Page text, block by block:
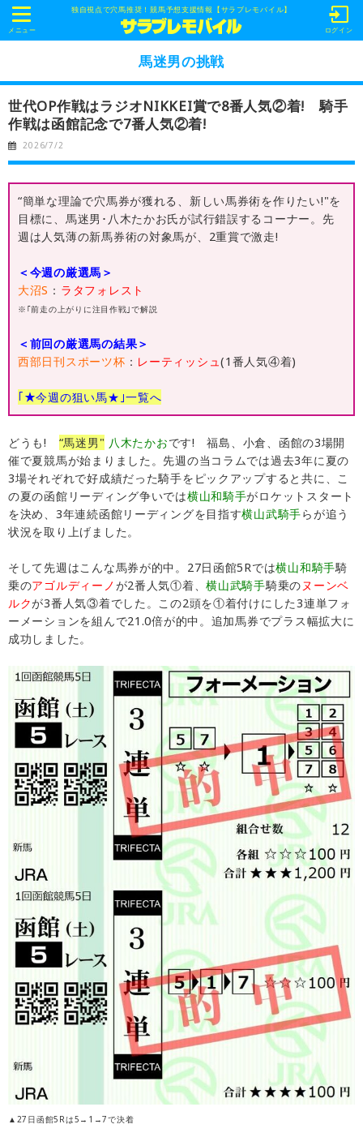
独自視点で穴馬推奨！競馬予想支援情報【サラブレモバイル】
t
o
g
e
a
v
i
g
a
t
n
メニュー ログイン
馬迷男の挑戦
世代OP作戦はラジオNIKKEI賞で8番人気②着! 騎手
作戦は函館記念で7番人気②着!
2026/7/2
“簡単な理論で穴馬券が獲れる、新しい馬券術を作りたい!"を
目標に、馬迷男･八木たかお氏が試行錯誤するコーナー。先
週は人気薄の新馬券術の対象馬が、2重賞で激走!
＜今週の厳選馬＞
大沼S ： ラタフォレスト
※｢前走の上がりに注目作戦｣で解説
＜前回の厳選馬の結果＞
西部日刊スポーツ杯 ： レーティッシュ(1番人気④着)
｢★今週の狙い馬★｣一覧へ
どうも! “馬迷男" 八木たかおです! 福島、小倉、函館の3場開
催で夏競馬が始まりました。先週の当コラムでは過去3年に夏の
3場それぞれで好成績だった騎手をピックアップすると共に、こ
の夏の函館リーディング争いでは横山和騎手がロケットスタート
を決め、3年連続函館リーディングを目指す横山武騎手らが追う
状況を取り上げました。
そして先週はこんな馬券が的中。27日函館5Rでは横山和騎手騎
乗のアゴルディーノ が2番人気①着、横山武騎手騎乗のヌーンベ
ルクが3番人気③着でした。この2頭を①着付けにした3連単フォ
ーメーションを組んで21.0倍が的中。追加馬券でプラス幅拡大に
成功しました。
▲27日函館5Rは5→1→7で決着